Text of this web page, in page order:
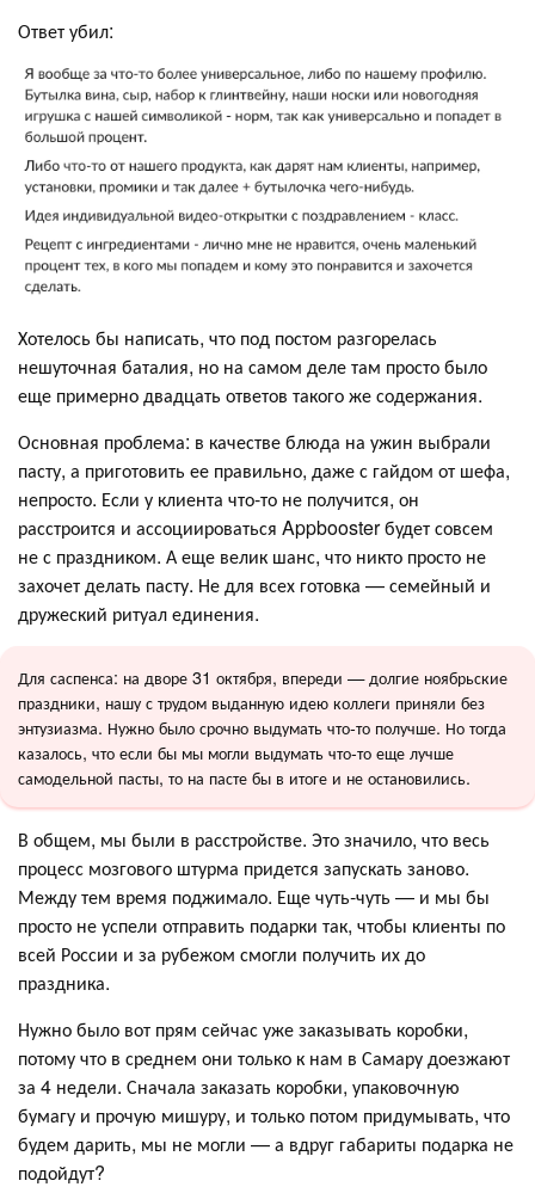
Ответ убил:
Хотелось бы написать, что под постом разгорелась
нешуточная баталия, но на самом деле там просто было
еще примерно двадцать ответов такого же содержания.
Основная проблема: в качестве блюда на ужин выбрали
пасту, а приготовить ее правильно, даже с гайдом от шефа,
непросто. Если у клиента что-то не получится, он
расстроится и ассоциироваться Appbooster будет совсем
не с праздником. А еще велик шанс, что никто просто не
захочет делать пасту. Не для всех готовка — семейный и
дружеский ритуал единения.
Для саспенса: на дворе 31 октября, впереди — долгие ноябрьские
праздники, нашу с трудом выданную идею коллеги приняли без
энтузиазма. Нужно было срочно выдумать что-то получше. Но тогда
казалось, что если бы мы могли выдумать что-то еще лучше
самодельной пасты, то на пасте бы в итоге и не остановились.
В общем, мы были в расстройстве. Это значило, что весь
процесс мозгового штурма придется запускать заново.
Между тем время поджимало. Еще чуть-чуть — и мы бы
просто не успели отправить подарки так, чтобы клиенты по
всей России и за рубежом смогли получить их до
праздника.
Нужно было вот прям сейчас уже заказывать коробки,
потому что в среднем они только к нам в Самару доезжают
за 4 недели. Сначала заказать коробки, упаковочную
бумагу и прочую мишуру, и только потом придумывать, что
будем дарить, мы не могли — а вдруг габариты подарка не
подойдут?